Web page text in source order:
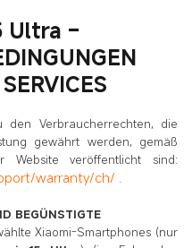
Ultra –
den Verbraucherrechten, die
gewährt werden, gemäß
veröffentlicht sind:
warranty/ch/ .
BEGÜNSTIGTE
Xiaomi-Smartphones (nur